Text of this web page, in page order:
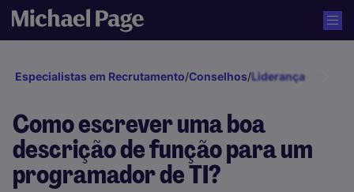
Especialistas em Recrutamento/Conselhos/Liderança e
Como escrever uma boa
descrição de função para um
programador de TI?